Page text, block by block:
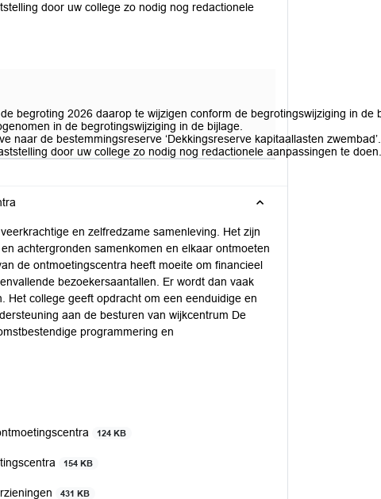
door uw college zo nodig nog redactionele
begroting 2026 daarop te wijzigen conform de begrotingswijziging in de
in de begrotingswijziging in de bijlage.
de bestemmingsreserve ‘Dekkingsreserve kapitaallasten zwembad’.
door uw college zo nodig nog redactionele aanpassingen te doen.
en zelfredzame samenleving. Het zijn
achtergronden samenkomen en elkaar ontmoeten
de ontmoetingscentra heeft moeite om financieel
bezoekersaantallen. Er wordt dan vaak
college geeft opdracht om een eenduidige en
aan de besturen van wijkcentrum De
programmering en
124 KB
154 KB
431 KB